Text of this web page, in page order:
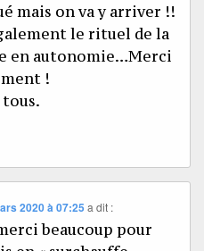
mais on va y arriver !!
le rituel de la
en autonomie…Merci
!
tous.
2020 à 07:25 a dit :
beaucoup pour